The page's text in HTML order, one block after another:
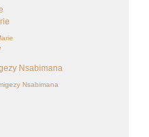
Nsabimana
Nsabimana